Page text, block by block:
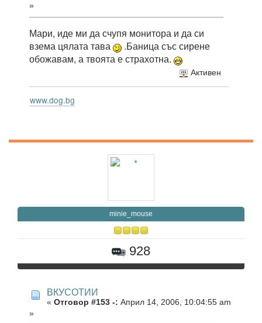
»
Мари, иде ми да счупя монитора и да си
взема цялата тава
.Баница със сирене
обожавам, а твоята е страхотна.
Активен
www.dog.bg
minie_mouse
928
ВКУСОТИИ
« Отговор #153 -: Април 14, 2006, 10:04:55 am
»